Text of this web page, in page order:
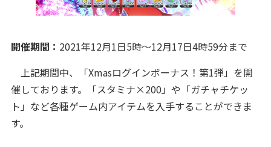
開催期間： 2021年12月1日5時～12月17日4時59分まで
上記期間中、「Xmasログインボーナス！第1弾」を開
催しております。「スタミナ×200」や「ガチャチケッ
ト」など各種ゲーム内アイテムを入手することができま
す。